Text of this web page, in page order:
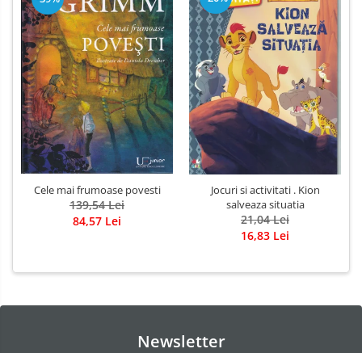
Cele mai frumoase povesti
139,54 Lei
84,57 Lei
Jocuri si activitati . Kion
salveaza situatia
21,04 Lei
16,83 Lei
Newsletter